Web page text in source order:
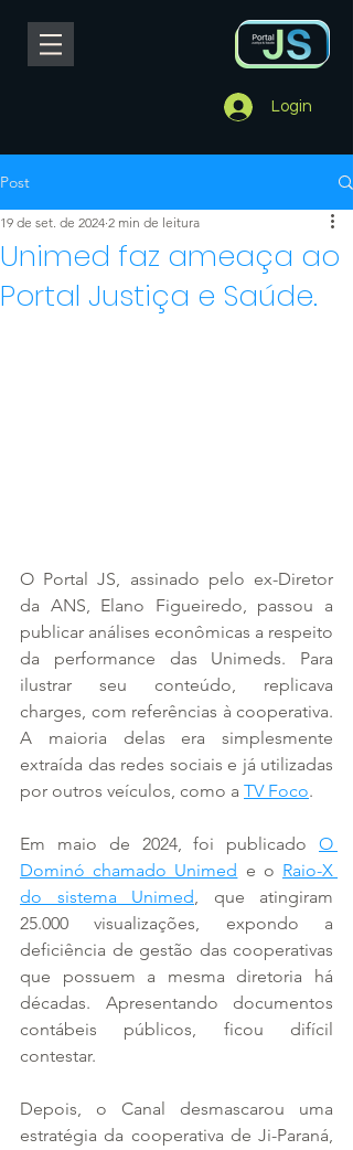
Login
Post
Unimed faz ameaça ao
Portal Justiça e Saúde.
19 de set. de 2024 2 min de leitura
O Portal JS, assinado pelo ex-Diretor
da ANS, Elano Figueiredo, passou a
publicar análises econômicas a respeito
da performance das Unimeds. Para
ilustrar seu conteúdo, replicava
charges, com referências à cooperativa.
A maioria delas era simplesmente
extraída das redes sociais e já utilizadas
por outros veículos, como a TV Foco.
Em maio de 2024, foi publicado O
Dominó chamado Unimed e o Raio-X
do sistema Unimed, que atingiram
25.000 visualizações, expondo a
deficiência de gestão das cooperativas
que possuem a mesma diretoria há
décadas. Apresentando documentos
contábeis públicos, ficou difícil
contestar.
Depois, o Canal desmascarou uma
estratégia da cooperativa de Ji-Paraná,